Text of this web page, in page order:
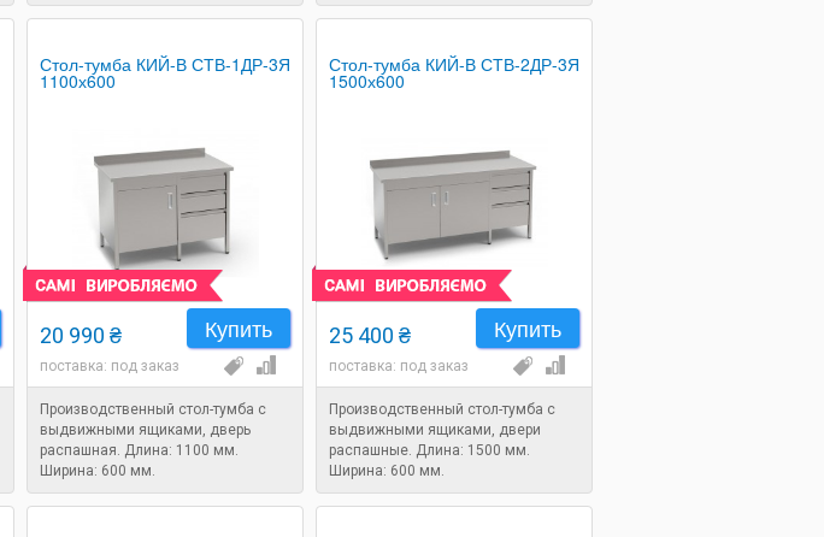
Стол-тумба КИЙ-В СТВ-1ДР-3Я
1100х600
Купить
20 990 ₴
поставка: под заказ
Производственный стол-тумба с
выдвижными ящиками, дверь
распашная. Длина: 1100 мм.
Ширина: 600 мм.
Стол-тумба КИЙ-В СТВ-2ДР-3Я
1500х600
Купить
25 400 ₴
поставка: под заказ
Производственный стол-тумба с
выдвижными ящиками, двери
распашные. Длина: 1500 мм.
Ширина: 600 мм.